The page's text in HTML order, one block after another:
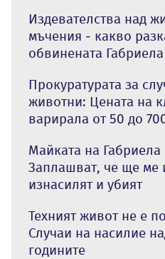
Издевателства над
мъчения - какво
обвинената Габриела
Прокуратурата за
животни: Цената на
варирала от 50 до
Майката на
Заплашват, че ще ме
изнасилят и убият
Техният живот не е
Случаи на насилие
годините